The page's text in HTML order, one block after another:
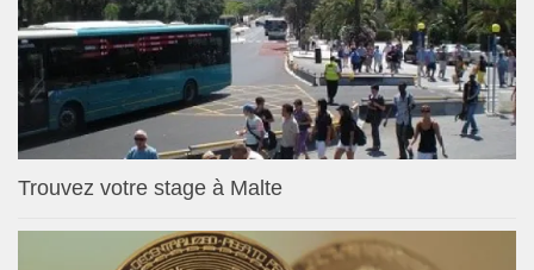
Trouvez votre stage à Malte